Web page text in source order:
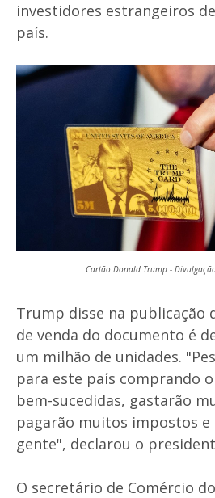
investidores estrangeiros
país.
Cartão Donald Trump -
Trump disse na publicação
de venda do documento é
um milhão de unidades.
para este país comprando
bem-sucedidas, gastarão
pagarão muitos impostos
gente", declarou o
O secretário de Comércio